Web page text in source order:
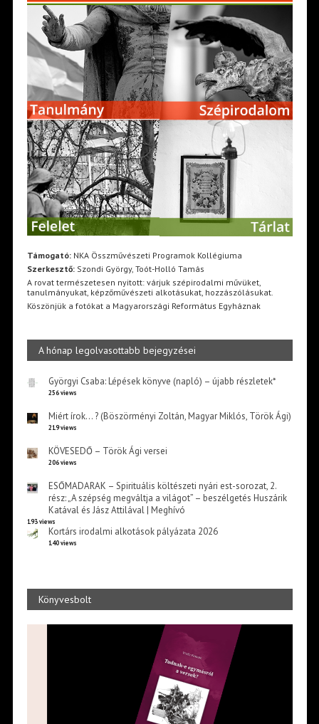
Támogató:NKA Összművészeti Programok Kollégiuma
Szerkesztő:Szondi György, Toót-Holló Tamás
A rovat természetesen nyitott: várjuk szépirodalmi művüket,
tanulmányukat, képzőművészeti alkotásukat, hozzászólásukat.
Köszönjük a fotókat a Magyarországi Református Egyháznak
A hónap legolvasottabb bejegyzései
Györgyi Csaba: Lépések könyve (napló) – újabb részletek*
256 views
Miért írok… ? (Böszörményi Zoltán, Magyar Miklós, Török Ági)
219 views
KÖVESEDŐ – Török Ági versei
206 views
ESŐMADARAK – Spirituális költészeti nyári est-sorozat, 2.
rész: „A szépség megváltja a világot” – beszélgetés Huszárik
Katával és Jász Attilával | Meghívó
193 views
Kortárs irodalmi alkotások pályázata 2026
140 views
Könyvesbolt